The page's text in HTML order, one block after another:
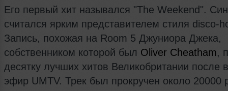
Его первый хит назывался "The Weekend".
считался ярким представителем стиля disco-
Запись, похожая на Room 5 Джуниора Джека,
собственником которой был Oliver Cheatham,
десятку лучших хитов Великобритании после
эфир UMTV. Трек был прокручен около 20000